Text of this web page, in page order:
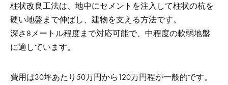
柱状改良工法は、地中にセメントを注入して柱状の杭を
硬い地盤まで伸ばし、建物を支える方法です。
深さ8メートル程度まで対応可能で、中程度の軟弱地盤
に適しています。
費用は30坪あたり50万円から120万円程が一般的です。